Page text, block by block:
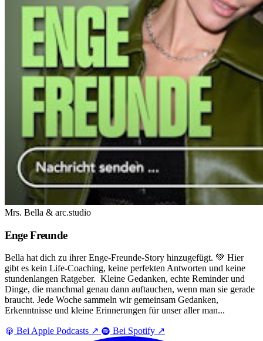
Mrs. Bella & arc.studio
Enge Freunde
Bella hat dich zu ihrer Enge-Freunde-Story hinzugefügt. 💚 Hier
gibt es kein Life-Coaching, keine perfekten Antworten und keine
stundenlangen Ratgeber. Kleine Gedanken, echte Reminder und
Dinge, die manchmal genau dann auftauchen, wenn man sie gerade
braucht. Jede Woche sammeln wir gemeinsam Gedanken,
Erkenntnisse und kleine Erinnerungen für unser aller man...
Bei Apple Podcasts ↗ Bei Spotify ↗